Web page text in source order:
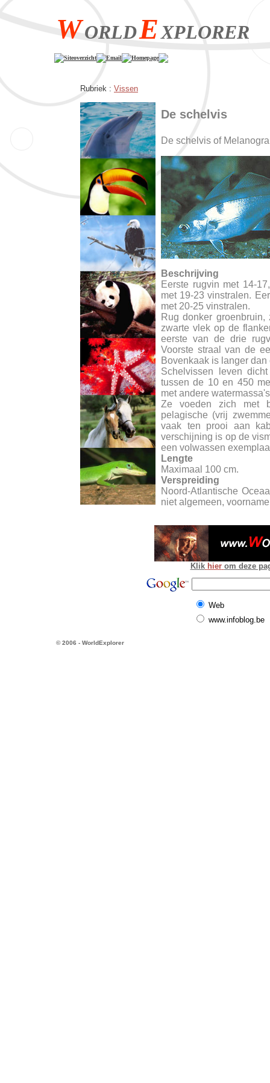
WORLDEXPLORER
Siteoverzicht Email Homepage
Rubriek : Vissen
De schelvis
De schelvis of
Beschrijving
Eerste rugvin met 14-
met 19-23 vinstralen.
met 20-25 vinstralen.
Rug donker
zwarte vlek op de
eerste van de drie
Voorste straal van de
Bovenkaak is langer
Schelvissen leven
tussen de 10 en 450
met andere
Ze voeden zich met
pelagische (vrij
vaak ten prooi aan
verschijning is op de
een volwassen
Lengte
Maximaal 100 cm.
Verspreiding
Noord-Atlantische
niet algemeen,
Klik hier om deze
Web
www.infoblog.be
© 2006 - WorldExplorer